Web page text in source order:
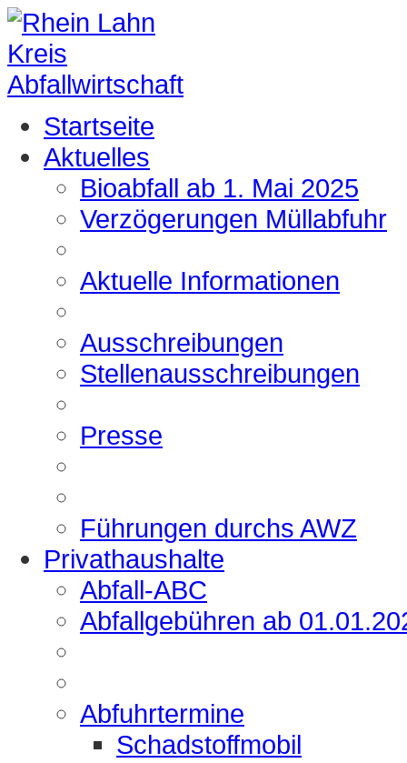
Startseite
Aktuelles
Bioabfall ab 1. Mai 2025
Verzögerungen Müllabfuhr
Aktuelle Informationen
Ausschreibungen
Stellenausschreibungen
Presse
Führungen durchs AWZ
Privathaushalte
Abfall-ABC
Abfallgebühren ab
Abfuhrtermine
Schadstoffmobil